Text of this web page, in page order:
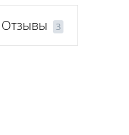
Отзывы 3